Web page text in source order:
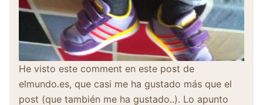
He visto este comment en este post de
elmundo.es, que casi me ha gustado más que el
post (que también me ha gustado..). Lo apunto